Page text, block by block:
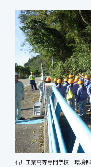
石川工業高等専門学校 環境